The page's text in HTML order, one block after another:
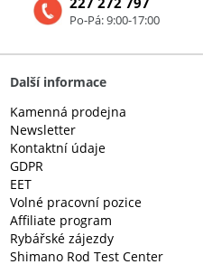
Po-Pá: 9:00-17:00
Další informace
Kamenná prodejna
Newsletter
Kontaktní údaje
GDPR
EET
Volné pracovní pozice
Affiliate program
Rybářské zájezdy
Shimano Rod Test Center